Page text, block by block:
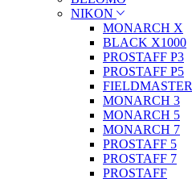
NIKON
MONARCH X
BLACK X1000
PROSTAFF P3
PROSTAFF P5
FIELDMASTER
MONARCH 3
MONARCH 5
MONARCH 7
PROSTAFF 5
PROSTAFF 7
PROSTAFF